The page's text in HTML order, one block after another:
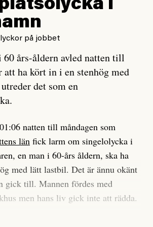
svar som jag hoppas kan förtydliga
McGowan och andra hur jag
på Dagens ETC:s uppdrag och
läsare som vill bli informerade,
utmanade – och som kräver
och alla.
grön och oberoende tidning.
journalistik än vad du hittar i
ungdom
bod.
meningen,
rätt och sant,
det klarare än
bussen hjälpte en tant.
#23/2026Intervjun
Jesper Lundby: ”Livet i sig
är ganska politiskt”
i
på jobbet
60 års-åldern avled natten till
att ha kört in i en stenhög med
det som en
natten till måndagen som
län fick larm om singelolycka i
en man i 60-års åldern, ska ha
med lätt lastbil. Det är ännu okänt
gick till. Mannen fördes med
men hans liv gick inte att rädda.